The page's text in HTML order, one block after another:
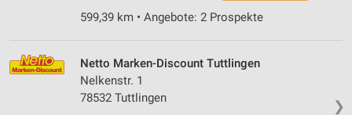
599,39 km • Angebote: 2 Prospekte
❯
Netto Marken-Discount Tuttlingen
Nelkenstr. 1
78532 Tuttlingen